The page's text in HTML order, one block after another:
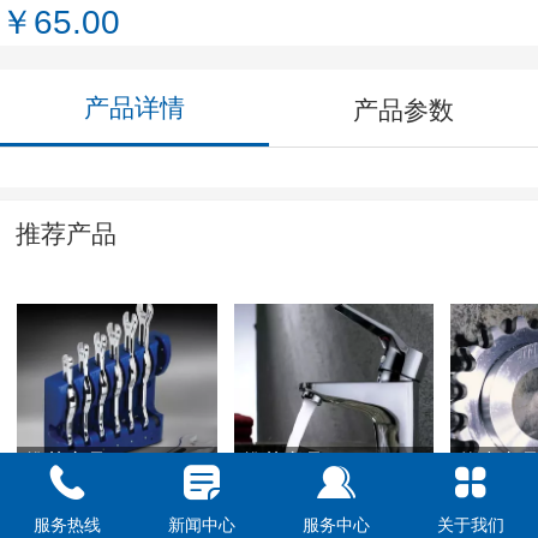
￥65.00
产品详情 产品参数
推荐产品
推荐商品-8 推荐商品-7 热卖商
服务热线 新闻中心 服务中心 关于我们